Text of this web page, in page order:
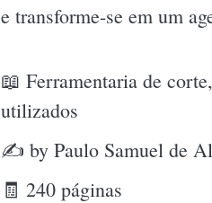
e transforme-se em um
📖 Ferramentaria de
utilizados
✍ by Paulo Samuel de
🧾 240 páginas